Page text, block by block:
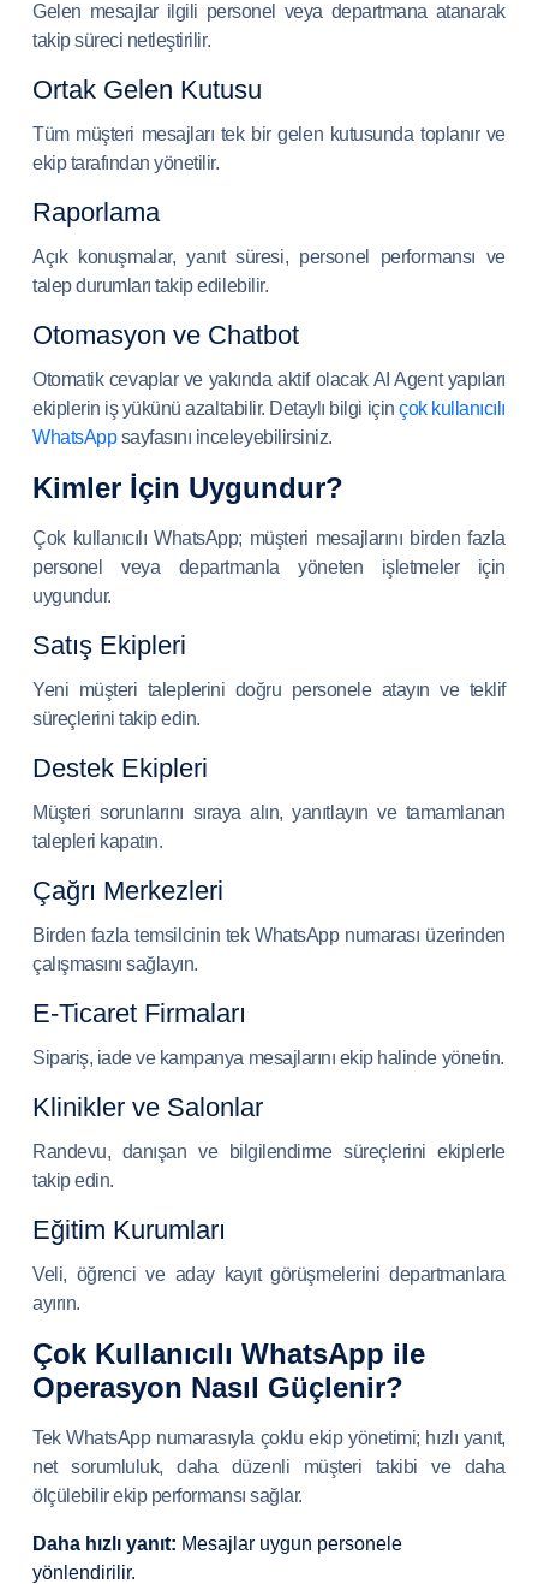
Gelen mesajlar ilgili personel veya departmana atanarak
takip süreci netleştirilir.
Ortak Gelen Kutusu
Tüm müşteri mesajları tek bir gelen kutusunda toplanır ve
ekip tarafından yönetilir.
Raporlama
Açık konuşmalar, yanıt süresi, personel performansı ve
talep durumları takip edilebilir.
Otomasyon ve Chatbot
Otomatik cevaplar ve yakında aktif olacak AI Agent yapıları
ekiplerin iş yükünü azaltabilir. Detaylı bilgi içinçok kullanıcılı
WhatsAppsayfasını inceleyebilirsiniz.
Kimler İçin Uygundur?
Çok kullanıcılı WhatsApp; müşteri mesajlarını birden fazla
personel veya departmanla yöneten işletmeler için
uygundur.
Satış Ekipleri
Yeni müşteri taleplerini doğru personele atayın ve teklif
süreçlerini takip edin.
Destek Ekipleri
Müşteri sorunlarını sıraya alın, yanıtlayın ve tamamlanan
talepleri kapatın.
Çağrı Merkezleri
Birden fazla temsilcinin tek WhatsApp numarası üzerinden
çalışmasını sağlayın.
E-Ticaret Firmaları
Sipariş, iade ve kampanya mesajlarını ekip halinde yönetin.
Klinikler ve Salonlar
Randevu, danışan ve bilgilendirme süreçlerini ekiplerle
takip edin.
Eğitim Kurumları
Veli, öğrenci ve aday kayıt görüşmelerini departmanlara
ayırın.
Çok Kullanıcılı WhatsApp ile
Operasyon Nasıl Güçlenir?
Tek WhatsApp numarasıyla çoklu ekip yönetimi; hızlı yanıt,
net sorumluluk, daha düzenli müşteri takibi ve daha
ölçülebilir ekip performansı sağlar.
Daha hızlı yanıt: Mesajlar uygun personele
yönlendirilir.